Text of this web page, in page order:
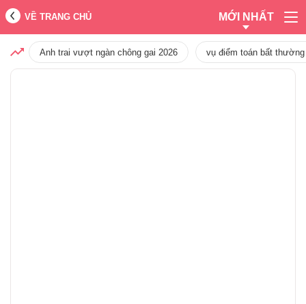
VỀ TRANG CHỦ MỚI NHẤT
Anh trai vượt ngàn chông gai 2026 vụ điểm toán bất